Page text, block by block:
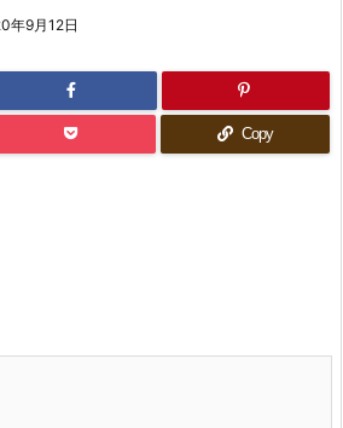
年9月12日
Copy